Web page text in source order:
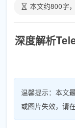
本文约800字
深度解析
温馨提示：本文
或图片失效，请